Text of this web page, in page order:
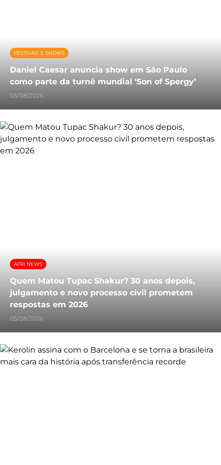
FESTIVAIS E SHOWS
Daniel Caesar anuncia show em São Paulo
como parte da turnê mundial ‘Son of Spergy’
05/08/2026
AFRI NEWS
Quem Matou Tupac Shakur? 30 anos depois,
julgamento e novo processo civil prometem
respostas em 2026
05/08/2026